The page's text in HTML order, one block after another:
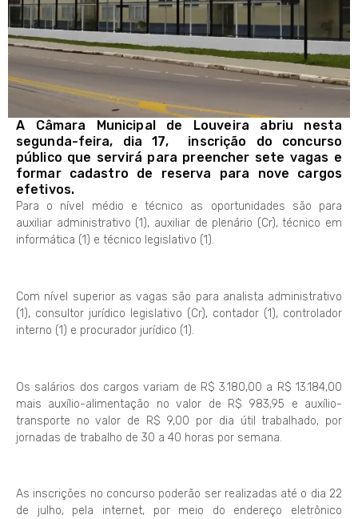
A Câmara Municipal de Louveira abriu nesta
segunda-feira, dia 17, inscrição do concurso
público que servirá para preencher sete vagas e
formar cadastro de reserva para nove cargos
efetivos.
Para o nível médio e técnico as oportunidades são para
auxiliar administrativo (1), auxiliar de plenário (Cr), técnico em
informática (1) e técnico legislativo (1).
Com nível superior as vagas são para analista administrativo
(1), consultor jurídico legislativo (Cr), contador (1), controlador
interno (1) e procurador jurídico (1).
Os salários dos cargos variam de R$ 3.180,00 a R$ 13.184,00
mais auxílio-alimentação no valor de R$ 983,95 e auxílio-
transporte no valor de R$ 9,00 por dia útil trabalhado, por
jornadas de trabalho de 30 a 40 horas por semana.
As inscrições no concurso poderão ser realizadas até o dia 22
de julho, pela internet, por meio do endereço eletrônico